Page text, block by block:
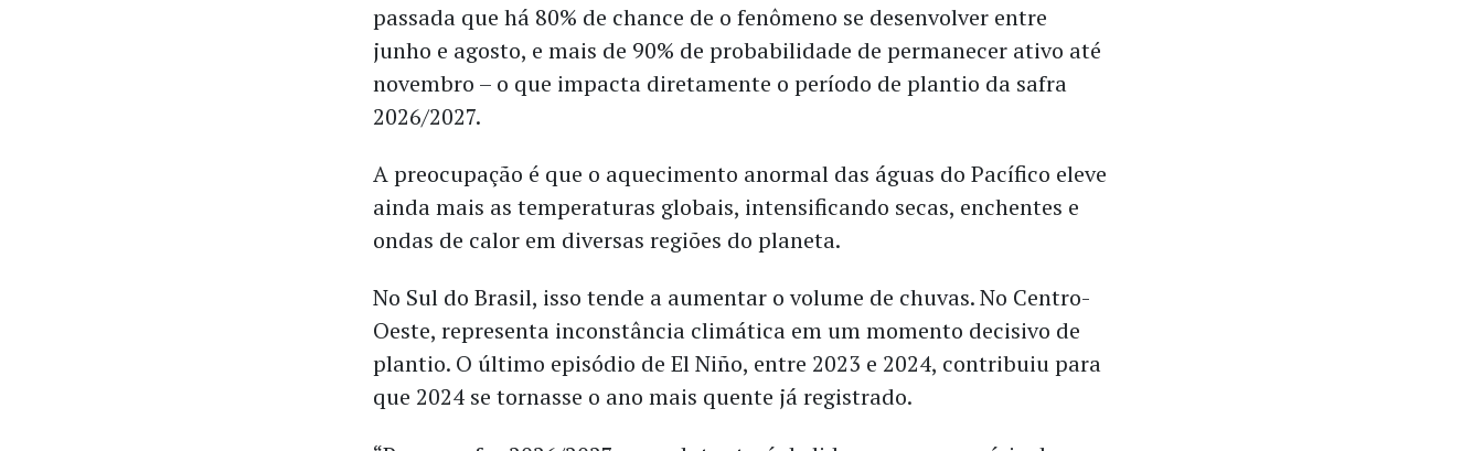
passada que há 80% de chance de o fenômeno se desenvolver entre
junho e agosto, e mais de 90% de probabilidade de permanecer ativo até
novembro – o que impacta diretamente o período de plantio da safra
2026/2027.
A preocupação é que o aquecimento anormal das águas do Pacífico eleve
ainda mais as temperaturas globais, intensificando secas, enchentes e
ondas de calor em diversas regiões do planeta.
No Sul do Brasil, isso tende a aumentar o volume de chuvas. No Centro-
Oeste, representa inconstância climática em um momento decisivo de
plantio. O último episódio de El Niño, entre 2023 e 2024, contribuiu para
que 2024 se tornasse o ano mais quente já registrado.